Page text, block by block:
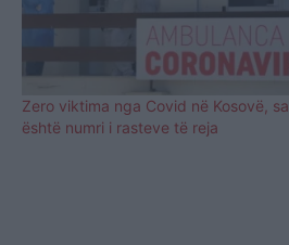
Zero viktima nga Covid në Kosovë, sa
është numri i rasteve të reja